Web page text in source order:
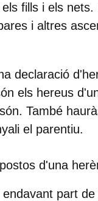
fills i els nets.
i altres
declaració
els hereus
També
el parentiu.
d'una
part de